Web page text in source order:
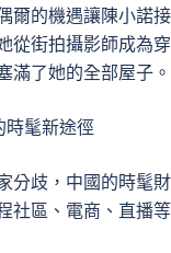
爾的機遇讓陳小諾
從街拍攝影師成為
滿了她的全部屋子。
髦新途徑
分歧，中國的時髦
社區、電商、直播